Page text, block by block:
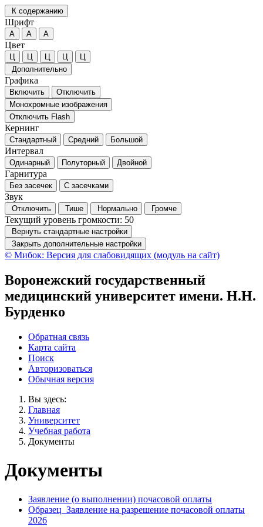
К содержанию
Шрифт
А А А
Цвет
Ц Ц Ц Ц
Ц
Дополнительно
Графика
Включить
Отключить
Монохромные изображения
Отключить Flash
Кернинг
Стандартный Средний Большой
Интервал
Одинарный Полуторный Двойной
Гарнитура
Без засечек С засечками
Звук
Отключить Тише Нормально Громче
Текущий уровень громкости: 50
Вернуть стандартные настройки
Закрыть дополнительные настройки
© Мибок: Версия для слабовидящих (модуль на сайт)
Воронежский государственный
медицинский университет имени. Н.Н.
Бурденко
Обратная связь
Карта сайта
Поиск
Авторизоваться
Обычная версия
Вы здесь:
Главная
Университет
Учебная работа
Документы
Документы
Заявление (о выполнении) почасовой оплаты
Образец_Заявление на разрешение почасовой оплаты
2026